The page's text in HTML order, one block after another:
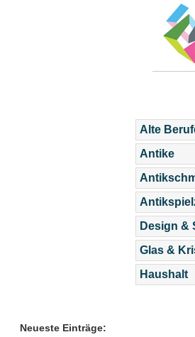
Alte
Antike
Design &
Glas &
Haushalt
Neueste Einträge: